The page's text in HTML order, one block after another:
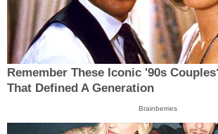
Remember These Iconic '90s
That Defined A Generation
Brainberries